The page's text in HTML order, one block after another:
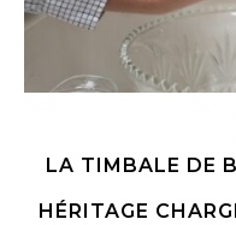
LA TIMBALE DE
HÉRITAGE